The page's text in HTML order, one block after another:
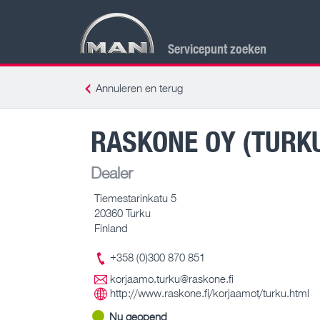
Servicepunt zoeken
Annuleren en terug
RASKONE OY
Dealer
Tiemestarinkatu 5
20360 Turku
Finland
+358 (0)300 870 851
korjaamo.turku@raskone.fi
http://www.raskone.fi/korjaamot/turku.html
Nu geopend